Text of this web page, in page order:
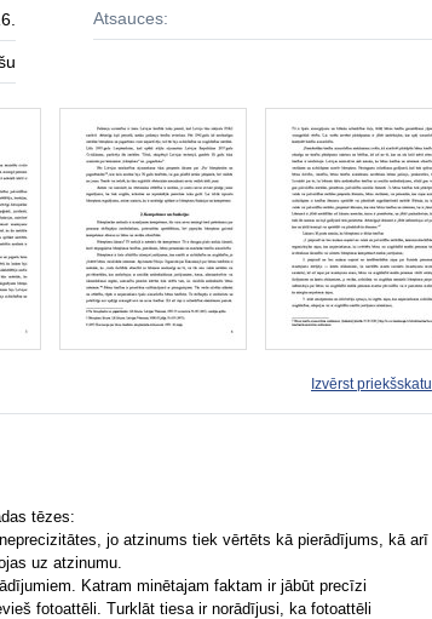
Atsauces:
Izvērst priekšskatu
tēzes:
jo atzinums tiek vērtēts kā pierādījums, kā arī
uz atzinumu.
Katram minētajam faktam ir jābūt precīzi
fotoattēli. Turklāt tiesa ir norādījusi, ka fotoattēli